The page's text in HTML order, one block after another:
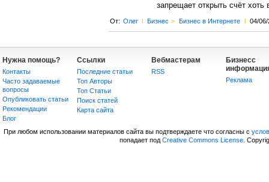
запрещает открыть счёт хоть
От: Олег l Бизнес > Бизнес в Интернете l 04/06/
Нужна помощь?
Контакты
Часто задаваемые
вопросы
Опубликовать статьи
Рекомендации
Блог
Ссылки
Последние статьи
Топ Авторы
Топ Статьи
Поиск статей
Карта сайта
Вебмастерам
RSS
Бизнесс
Реклама
При любом использовании материалов сайта вы подтверждаете что согласны с
попадает под Creative Commons License.